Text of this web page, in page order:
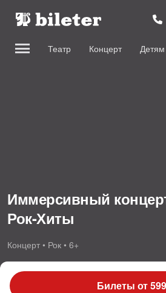
Театр Концерт Детям
Иммерсивный
Рок-Хиты
Концерт • Рок • 6+
Билеты от